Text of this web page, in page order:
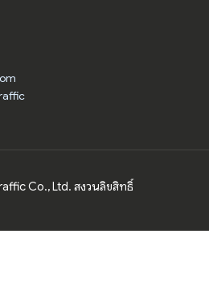
Co., Ltd. สงวนลิขสิทธิ์